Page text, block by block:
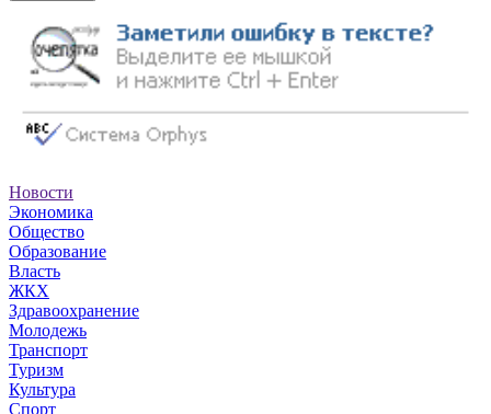
Новости
Экономика
Общество
Образование
Власть
ЖКХ
Здравоохранение
Молодежь
Транспорт
Туризм
Культура
Спорт